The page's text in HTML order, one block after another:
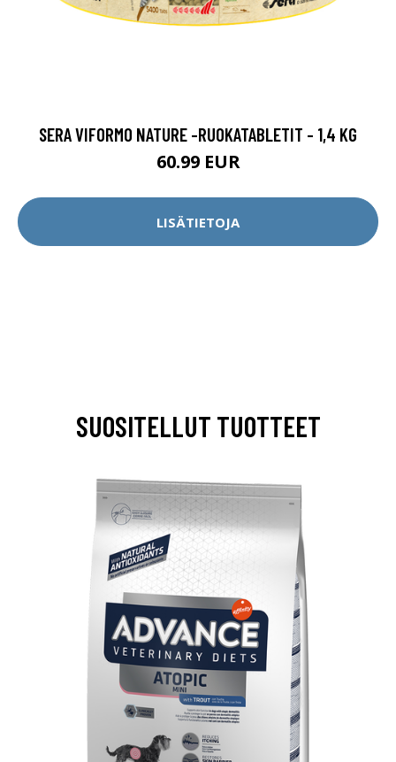
SERA VIFORMO NATURE -RUOKATABLETIT - 1,4 KG
60.99 EUR
LISÄTIETOJA
SUOSITELLUT TUOTTEET